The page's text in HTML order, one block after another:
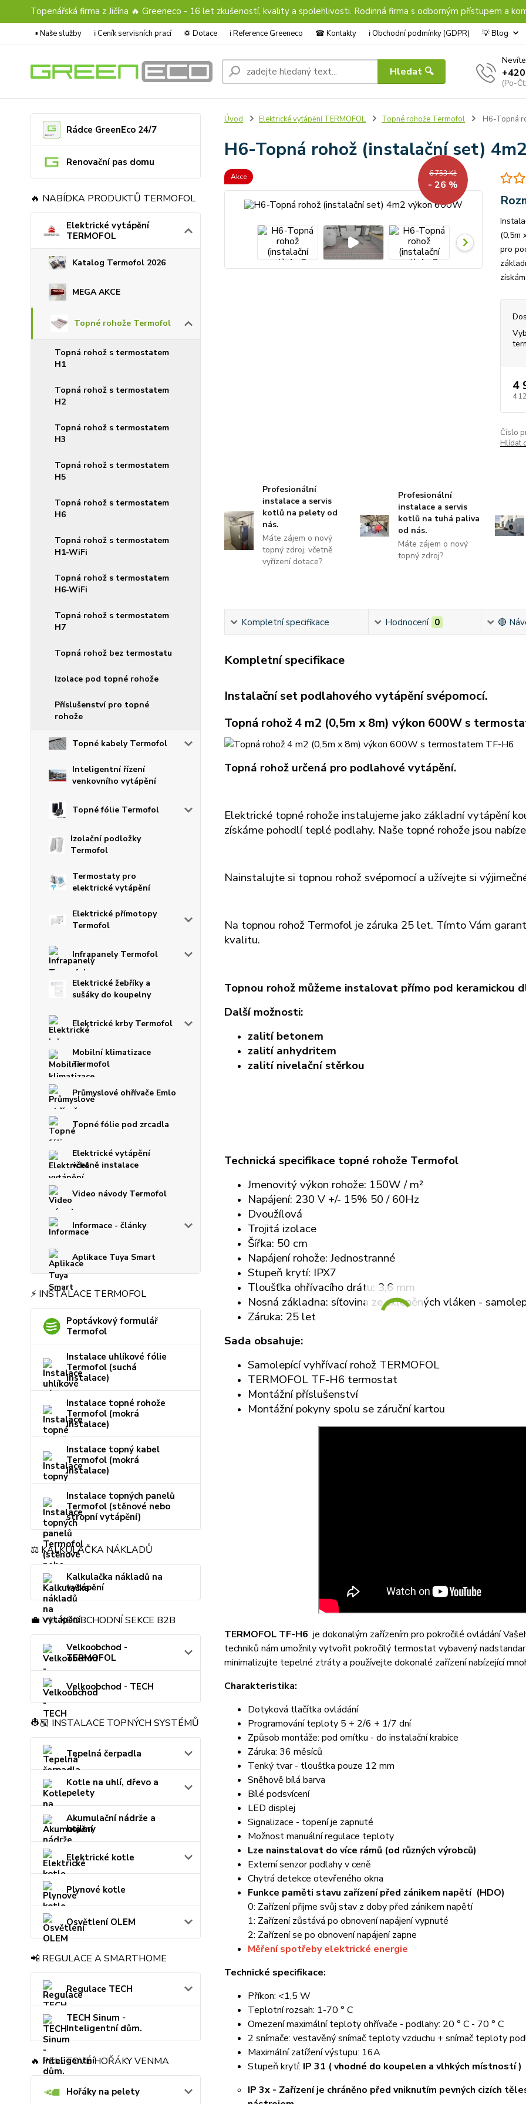
Topenářská firma z Jičína 🔥 Greeneco - 16 let zkušeností, kvality a spolehlivosti. Rodinná firma s odborným přístupem a
▪️ Naše služby ℹ︎ Ceník servisních prací ♽ Dotace ℹ︎ Reference Greeneco ☎︎ Kontakty ℹ︎ Obchodní podmínky (GDPR) 💡 Blog
Hledat 🔍
(Po-
Rádce GreenEco 24/7
Renovační pas domu
🔥 NABÍDKA PRODUKTŮ TERMOFOL
Elektrické vytápění
TERMOFOL
Katalog Termofol 2026
MEGA AKCE
Topné rohože Termofol
Topná rohož s termostatem
H1
Topná rohož s termostatem
H2
Topná rohož s termostatem
H3
Topná rohož s termostatem
H5
Topná rohož s termostatem
H6
Topná rohož s termostatem
H1-WiFi
Topná rohož s termostatem
H6-WiFi
Topná rohož s termostatem
H7
Topná rohož bez termostatu
Izolace pod topné rohože
Příslušenství pro topné
rohože
Topné kabely Termofol
Inteligentní řízení
venkovního vytápění
Topné fólie Termofol
Izolační podložky
Termofol
Termostaty pro
elektrické vytápění
Elektrické přímotopy
Termofol
Infrapanely Termofol
Elektrické žebříky a
sušáky do koupelny
Elektrické krby Termofol
Mobilní klimatizace
Termofol
Průmyslové ohřívače Emlo
Topné fólie pod zrcadla
Elektrické vytápění
včetně instalace
Video návody Termofol
Informace - články
Aplikace Tuya Smart
⚡ INSTALACE TERMOFOL
Poptávkový formulář
Termofol
Instalace uhlíkové fólie
Termofol (suchá
instalace)
Instalace topné rohože
Termofol (mokrá
instalace)
Instalace topný kabel
Termofol (mokrá
instalace)
Instalace topných panelů
Termofol (stěnové nebo
stropní vytápění)
⚖️ KALKULAČKA NÁKLADŮ
Kalkulačka nákladů na
vytápění
💼 VELKOOBCHODNÍ SEKCE B2B
Velkoobchod -
TERMOFOL
Velkoobchod - TECH
👷🏼 INSTALACE TOPNÝCH SYSTÉMŮ
Tepelná čerpadla
Kotle na uhlí, dřevo a
pelety
Akumulační nádrže a
bojlery
Elektrické kotle
Plynové kotle
Osvětlení OLEM
📲 REGULACE A SMARTHOME
Regulace TECH
TECH Sinum -
Inteligentní dům.
🔥 PELETOVÉ HOŘÁKY VENMA
Hořáky na pelety
Úvod Elektrické vytápění TERMOFOL Topné rohože Termofol H6-Topná
H6-Topná rohož (instalační set)
Akce 6 753 Kč
- 26 %
(0,5m
pro
4
4
Číslo
Hlídat
Profesionální
instalace a servis
kotlů na pelety od
nás.
Máte zájem o nový
topný zdroj, včetně
vyřízení dotace?
Profesionální
instalace a servis
kotlů na tuhá paliva
od nás.
Máte zájem o nový
topný zdroj?
Kompletní specifikace Hodnocení 0 🔴
Kompletní specifikace
Instalační set podlahového vytápění svépomocí.
Topná rohož 4 m2 (0,5m x 8m) výkon 600W s
Topná rohož určená pro podlahové vytápění.
Elektrické topné rohože instalujeme jako základní vytápění
získáme pohodlí teplé podlahy. Naše topné rohože jsou
Nainstalujte si topnou rohož svépomocí a užívejte si
Na topnou rohož Termofol je záruka 25 let. Tímto Vám
kvalitu.
Topnou rohož můžeme instalovat přímo pod keramickou
Další možnosti:
zalití betonem
zalití anhydritem
zalití nivelační stěrkou
Technická specifikace topné rohože Termofol
Jmenovitý výkon rohože: 150W / m²
Napájení: 230 V +/- 15% 50 / 60Hz
Dvoužílová
Trojitá izolace
Šířka: 50 cm
Napájení rohože: Jednostranné
Stupeň krytí: IPX7
Tloušťka ohřívacího drátu: 3,6 mm
Nosná základna: síťovina ze skleněných vláken -
Záruka: 25 let
Sada obsahuje:
Samolepící vyhřívací rohož TERMOFOL
TERMOFOL TF-H6 termostat
Montážní příslušenství
Montážní pokyny spolu se záruční kartou
TERMOFOL TF-H6 je dokonalým zařízením pro pokročilé ovládání
techniků nám umožnily vytvořit pokročilý termostat vybavený
minimalizujte tepelné ztráty a používejte dokonalé zařízení nabízející
Charakteristika:
Dotyková tlačítka ovládání
Programování teploty 5 + 2/6 + 1/7 dní
Způsob montáže: pod omítku - do instalační krabice
Záruka: 36 měsíců
Tenký tvar - tloušťka pouze 12 mm
Sněhově bílá barva
Bílé podsvícení
LED displej
Signalizace - topení je zapnuté
Možnost manuální regulace teploty
Lze nainstalovat do více rámů (od různých výrobců)
Externí senzor podlahy v ceně
Chytrá detekce otevřeného okna
Funkce paměti stavu zařízení před zánikem napětí (HDO)
0: Zařízení přijme svůj stav z doby před zánikem napětí
1: Zařízení zůstává po obnovení napájení vypnuté
2: Zařízení se po obnovení napájení zapne
Měření spotřeby elektrické energie
Technické specifikace:
Příkon: <1,5 W
Teplotní rozsah: 1-70 ° C
Omezení maximální teploty ohřívače - podlahy: 20 ° C - 70 ° C
2 snímače: vestavěný snímač teploty vzduchu + snímač teploty
Maximální zatížení výstupu: 16A
Stupeň krytí: IP 31 ( vhodné do koupelen a vlhkých místností )
IP 3x - Zařízení je chráněno před vniknutím pevných cizích